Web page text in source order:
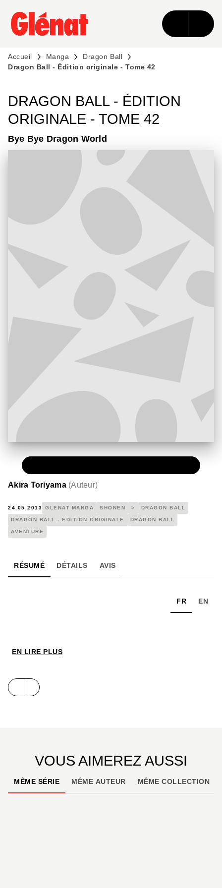
MENU RECHERCHE CONTENU
PIED DE PAGE
Accueil Manga
Dragon Ball
Dragon Ball - Édition originale - Tome 42
DRAGON BALL - ÉDITION
ORIGINALE - TOME 42
Bye Bye Dragon World
Akira Toriyama (Auteur)
24.05.2013 GLÉNAT MANGA SHONEN > DRAGON BALL
DRAGON BALL - ÉDITION ORIGINALE DRAGON BALL
AVENTURE
RÉSUMÉ DÉTAILS AVIS
FR EN
EN LIRE PLUS
VOUS AIMEREZ AUSSI
MÊME SÉRIE MÊME AUTEUR MÊME COLLECTION